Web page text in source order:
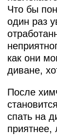
Что бы
один раз
как они
диване,
После
спать на